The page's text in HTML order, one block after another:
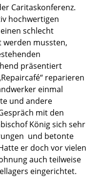
Caritaskonferenz.
hochwertigen
schlecht
werden mussten,
präsentiert
reparieren
einmal
und andere
mit den
König sich sehr
und betonte
er doch vor vielen
auch teilweise
eingerichtet.